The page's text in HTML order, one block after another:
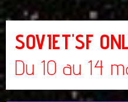
SOVIET'SF
Du 10 au 14